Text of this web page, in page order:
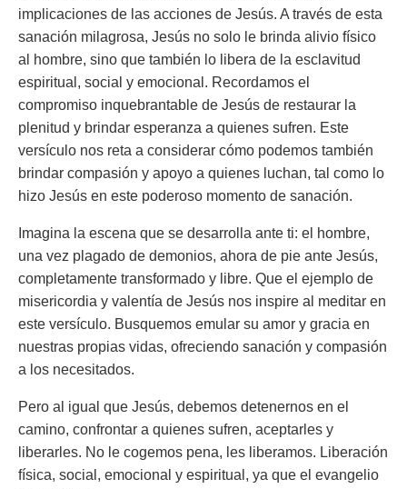
implicaciones de las acciones de Jesús. A través de esta
sanación milagrosa, Jesús no solo le brinda alivio físico
al hombre, sino que también lo libera de la esclavitud
espiritual, social y emocional. Recordamos el
compromiso inquebrantable de Jesús de restaurar la
plenitud y brindar esperanza a quienes sufren. Este
versículo nos reta a considerar cómo podemos también
brindar compasión y apoyo a quienes luchan, tal como lo
hizo Jesús en este poderoso momento de sanación.
Imagina la escena que se desarrolla ante ti: el hombre,
una vez plagado de demonios, ahora de pie ante Jesús,
completamente transformado y libre. Que el ejemplo de
misericordia y valentía de Jesús nos inspire al meditar en
este versículo. Busquemos emular su amor y gracia en
nuestras propias vidas, ofreciendo sanación y compasión
a los necesitados.
Pero al igual que Jesús, debemos detenernos en el
camino, confrontar a quienes sufren, aceptarles y
liberarles. No le cogemos pena, les liberamos. Liberación
física, social, emocional y espiritual, ya que el evangelio